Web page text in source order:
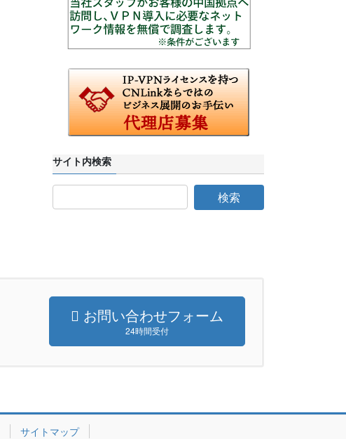
サイト内検索
お問い合わせフォーム
24時間受付
サイトマップ